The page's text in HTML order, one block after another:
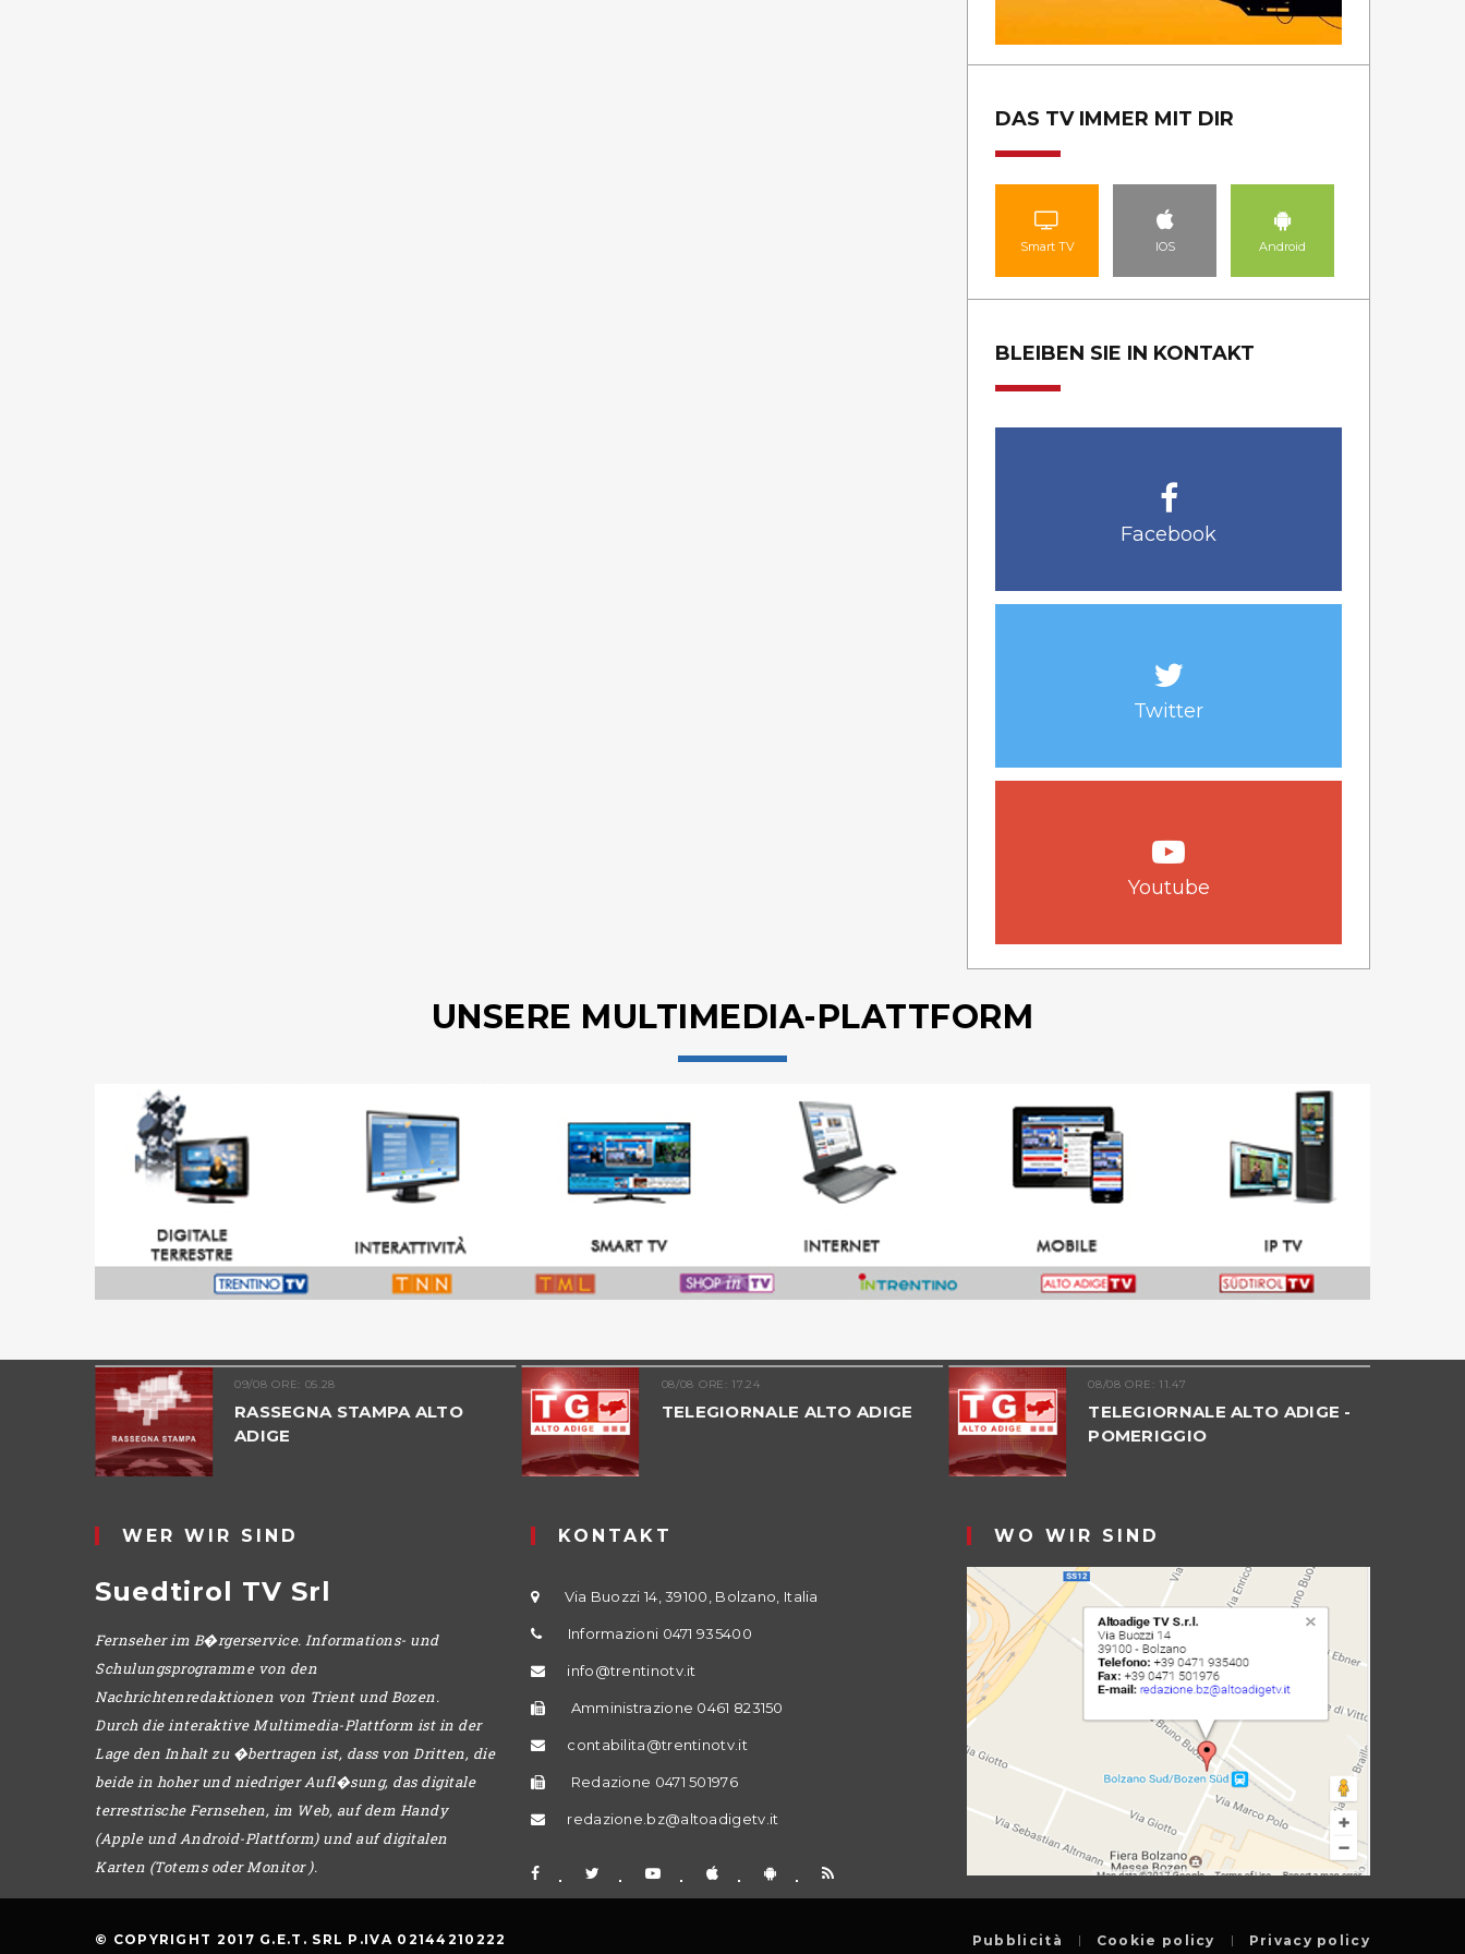
DAS TV IMMER MIT DIR
Smart TV IOS Android
BLEIBEN SIE IN KONTAKT
Facebook
Twitter
Youtube
UNSERE MULTIMEDIA-PLATTFORM
09/08 ORE: 05.28
RASSEGNA STAMPA ALTO
ADIGE
08/08 ORE: 17.24
TELEGIORNALE ALTO ADIGE
08/08 ORE: 11.47
TELEGIORNALE ALTO ADIGE -
POMERIGGIO
WER WIR SIND
Suedtirol TV Srl
Fernseher im B�rgerservice. Informations- und
Schulungsprogramme von den
Nachrichtenredaktionen von Trient und Bozen.
Durch die interaktive Multimedia-Plattform ist in der
Lage den Inhalt zu �bertragen ist, dass von Dritten, die
beide in hoher und niedriger Aufl�sung, das digitale
terrestrische Fernsehen, im Web, auf dem Handy
(Apple und Android-Plattform) und auf digitalen
Karten (Totems oder Monitor ).
KONTAKT
Via Buozzi 14, 39100, Bolzano, Italia
Informazioni 0471 935400
info@trentinotv.it
Amministrazione 0461 823150
contabilita@trentinotv.it
Redazione 0471 501976
redazione.bz@altoadigetv.it
WO WIR SIND
© COPYRIGHT 2017 G.E.T. SRL P.IVA 02144210222 Pubblicità Cookie policy Privacy policy